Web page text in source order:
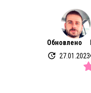
Обновлено
27.01.2023